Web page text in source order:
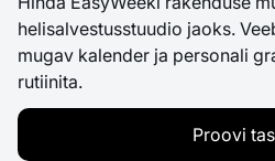
helisalvestusstuudio jaoks.
mugav kalender ja personali
rutiinita.
Proovi